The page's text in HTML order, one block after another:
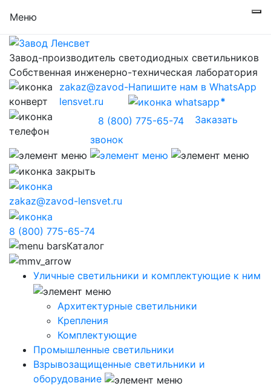
Меню
Завод-производитель светодиодных светильников
Собственная инженерно-техническая лаборатория
zakaz@zavod-
lensvet.ru
Напишите нам в WhatsApp
8 (800) 775-65-74
Заказать
звонок
zakaz@zavod-lensvet.ru
8 (800) 775-65-74
Каталог
Уличные светильники и комплектующие к ним
Архитектурные светильники
Крепления
Комплектующие
Промышленные светильники
Взрывозащищенные светильники и
оборудование